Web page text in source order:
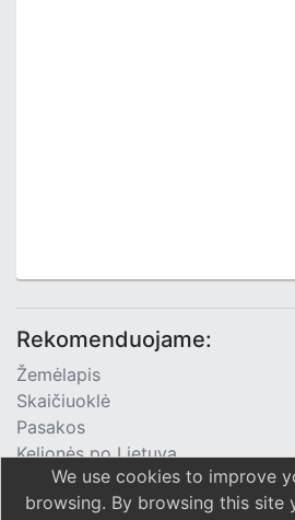
Rekomenduojame:
Žemėlapis
Skaičiuoklė
Pasakos
Kelionės po Lietuvą
TV Programa
We use cookies to improve
browsing. By browsing this site